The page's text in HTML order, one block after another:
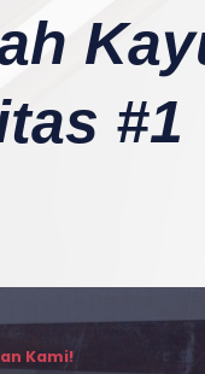
#1
Kami!